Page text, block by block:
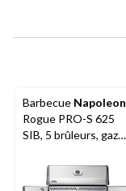
Barbecue Napoleon
Rogue PRO-S 625
SIB, 5 brûleurs, gaz
latérale pliante